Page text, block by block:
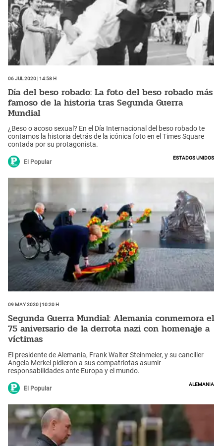
06 Jul 2020 | 14:58 h
Día del beso robado: La foto del beso robado más
famoso de la historia tras Segunda Guerra
Mundial
¿Beso o acoso sexual? En el Día Internacional del beso robado te
contamos la historia detrás de la icónica foto en el Times Square
contada por su protagonista.
El Popular
Estados Unidos
09 May 2020 | 10:20 h
Segunda Guerra Mundial: Alemania conmemora el
75 aniversario de la derrota nazi con homenaje a
víctimas
El presidente de Alemania, Frank Walter Steinmeier, y su canciller
Angela Merkel pidieron a sus compatriotas asumir
responsabilidades ante Europa y el mundo.
El Popular
Alemania